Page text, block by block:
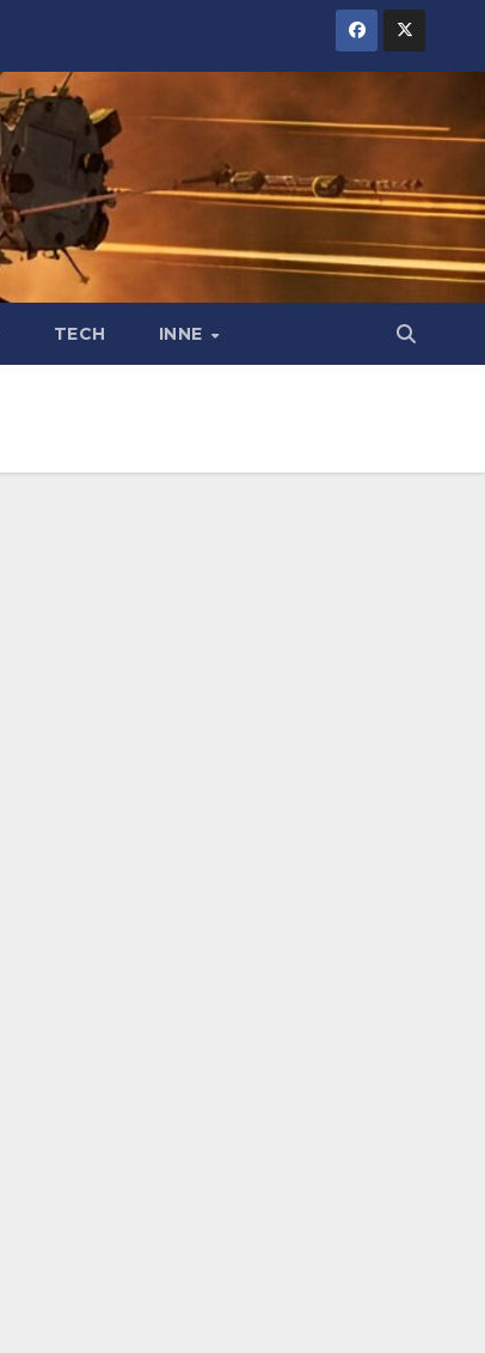
TECH INNE